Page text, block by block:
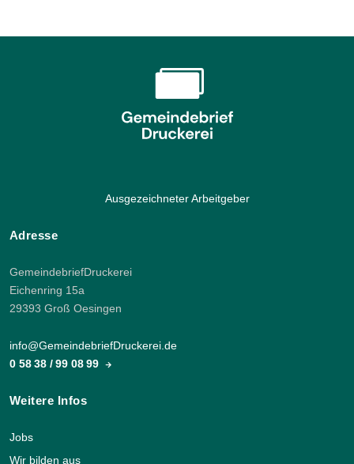
Ausgezeichneter Arbeitgeber
Adresse
GemeindebriefDruckerei
Eichenring 15a
29393 Groß Oesingen
info@GemeindebriefDruckerei.de
0 58 38 / 99 08 99
Weitere Infos
Jobs
Wir bilden aus